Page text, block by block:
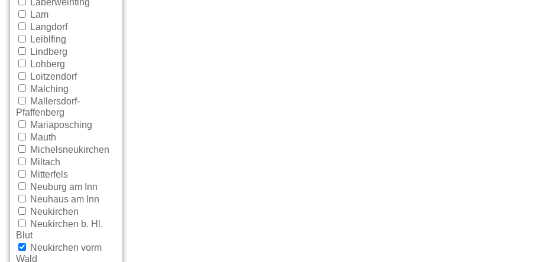
Laberweinting
Lam
Langdorf
Leiblfing
Lindberg
Lohberg
Loitzendorf
Malching
Mallersdorf-
Pfaffenberg
Mariaposching
Mauth
Michelsneukirchen
Miltach
Mitterfels
Neuburg am Inn
Neuhaus am Inn
Neukirchen
Neukirchen b. Hl.
Blut
Neukirchen vorm
Wald